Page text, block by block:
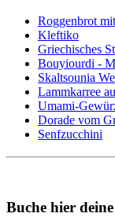
Roggenbrot
Kleftiko
Griechisches
Bouyiourdi -
Skaltsounia
Lammkarree
Umami-
Dorade vom
Senfzucchini
Buche hier